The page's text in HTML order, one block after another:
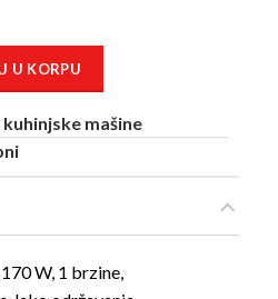
U KORPU
mašine
W, 1 brzine,